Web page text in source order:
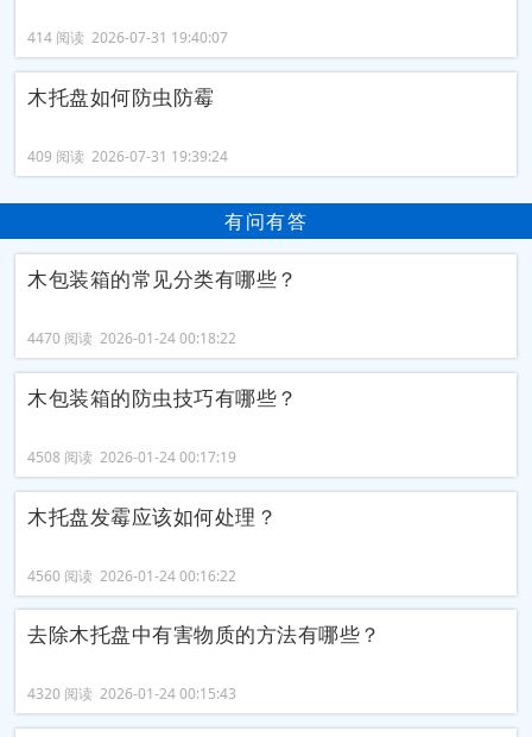
414 阅读 2026-07-31 19:40:07
木托盘如何防虫防霉
409 阅读 2026-07-31 19:39:24
有问有答
木包装箱的常见分类有哪些？
4470 阅读 2026-01-24 00:18:22
木包装箱的防虫技巧有哪些？
4508 阅读 2026-01-24 00:17:19
木托盘发霉应该如何处理？
4560 阅读 2026-01-24 00:16:22
去除木托盘中有害物质的方法有哪些？
4320 阅读 2026-01-24 00:15:43